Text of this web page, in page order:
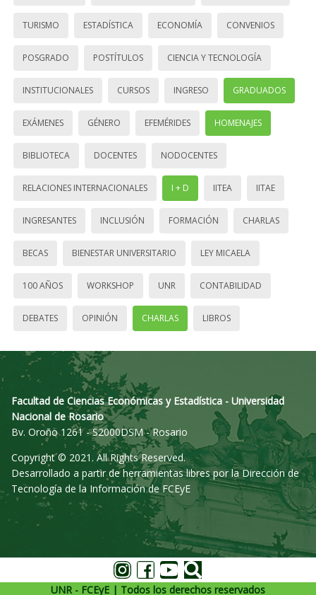
TURISMO ESTADÍSTICA ECONOMÍA CONVENIOS
POSGRADO POSTÍTULOS CIENCIA Y TECNOLOGÍA
INSTITUCIONALES CURSOS INGRESO GRADUADOS
EXÁMENES GÉNERO EFEMÉRIDES HOMENAJES
BIBLIOTECA DOCENTES NODOCENTES
RELACIONES INTERNACIONALES I + D IITEA IITAE
INGRESANTES INCLUSIÓN FORMACIÓN CHARLAS
BECAS BIENESTAR UNIVERSITARIO LEY MICAELA
100 AÑOS WORKSHOP UNR CONTABILIDAD
DEBATES OPINIÓN CHARLAS LIBROS
Facultad de Ciencias Económicas y Estadística - Universidad
Nacional de Rosario
Bv. Oroño 1261 - S2000DSM - Rosario
Copyright © 2021. All Rights Reserved.
Desarrollado a partir de herramientas libres por la Dirección de
Tecnología de la Información de FCEyE
UNR - FCEyE | Todos los derechos reservados